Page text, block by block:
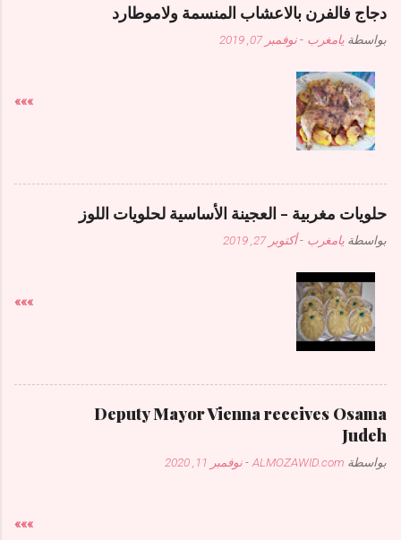
دجاج فالفرن بالاعشاب المنسمة ولاموطارد
بواسطة يامغرب -نوفمبر 07, 2019
»»»
حلويات مغربية - العجينة الأساسية لحلويات اللوز
بواسطة يامغرب -أكتوبر 27, 2019
»»»
Deputy Mayor Vienna receives Osama
Judeh
بواسطة ALMOZAWID.com
-نوفمبر 11, 2020
»»»